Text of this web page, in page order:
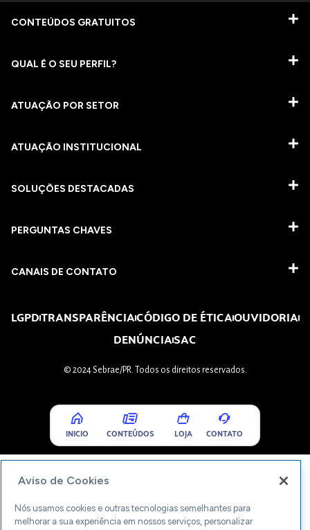
CONTEÚDOS GRATUITOS
QUAL É O SEU PERFIL?
ATUAÇÃO POR SETOR
ATUAÇÃO INSTITUCIONAL
SOLUÇÕES DESTACADAS
PERGUNTAS CHAVES​
CANAIS DE CONTATO
LGPDTRANSPARÊNCIACÓDIGO DE ÉTICAOUVIDORIA
DENÚNCIASAC
© 2024 Sebrae/PR. Todos os direitos reservados.
INICIO CONTEÚDOS LOJA CONTATO
Aviso de Cookies
Nós usamos cookies e outras tecnologias semelhantes para
melhorar a sua experiência em nossos serviços, personalizar